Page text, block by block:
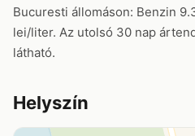
Bucuresti állomáson: Benzin
lei/liter. Az utolsó 30 nap
látható.
Helyszín